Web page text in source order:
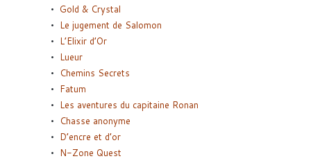
Gold & Crystal
Le jugement de Salomon
L’Elixir d’Or
Lueur
Chemins Secrets
Fatum
Les aventures du capitaine Ronan
Chasse anonyme
D’encre et d’or
N-Zone Quest